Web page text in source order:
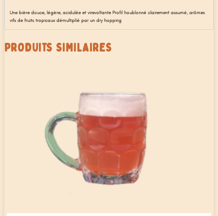
Une bière douce, légère, acidulée et virevoltante Profil houblonné clairement assumé, arômes
vifs de fruits tropicaux démultiplié par un dry hopping
PRODUITS SIMILAIRES